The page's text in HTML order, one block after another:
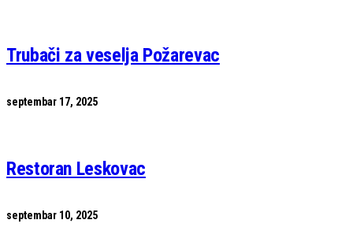
Trubači za veselja Požarevac
septembar 17, 2025
Restoran Leskovac
septembar 10, 2025